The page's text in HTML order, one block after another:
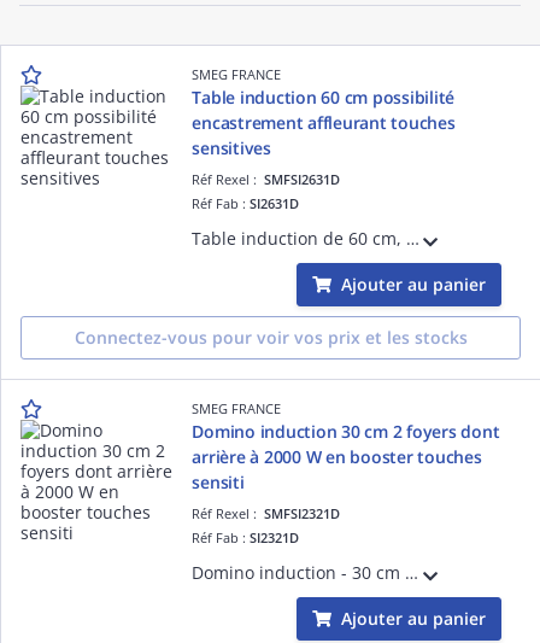
SMEG FRANCE
Table induction 60 cm possibilité
encastrement affleurant touches
sensitives
Réf Rexel :SMFSI2631D
Réf Fab :SI2631D
Table induction de 60 cm, Installation affleurante ou traditionnelle - ESTHÉTIQUE ET COMMANDES: Verre céramique noir avec bord droit, Commandes Digi Touch (touches sensitives avec LED rouges)- FOYERS: 3 foyers induction avec booster, Foyer
Ajouter au panier
Connectez-vous pour voir vos prix et les stocks
SMEG FRANCE
Domino induction 30 cm 2 foyers dont
arrière à 2000 W en booster touches
sensiti
Réf Rexel :SMFSI2321D
Réf Fab :SI2321D
Domino induction - 30 cm - Installation semi-affleurante ou affleurante - Verre céramique avec bord droit - Commandes Digi Touch - 2 foyers induction avec booster - Foyer arrière en booster de 2000W - 9 niveaux de puissance - Booster pour c
Ajouter au panier